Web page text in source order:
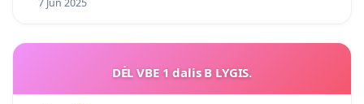
DĖL VBE 1 dalis B LYGIS.